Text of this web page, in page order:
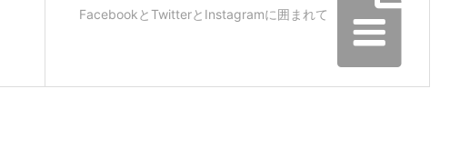
FacebookとTwitterとInstagramに囲まれて